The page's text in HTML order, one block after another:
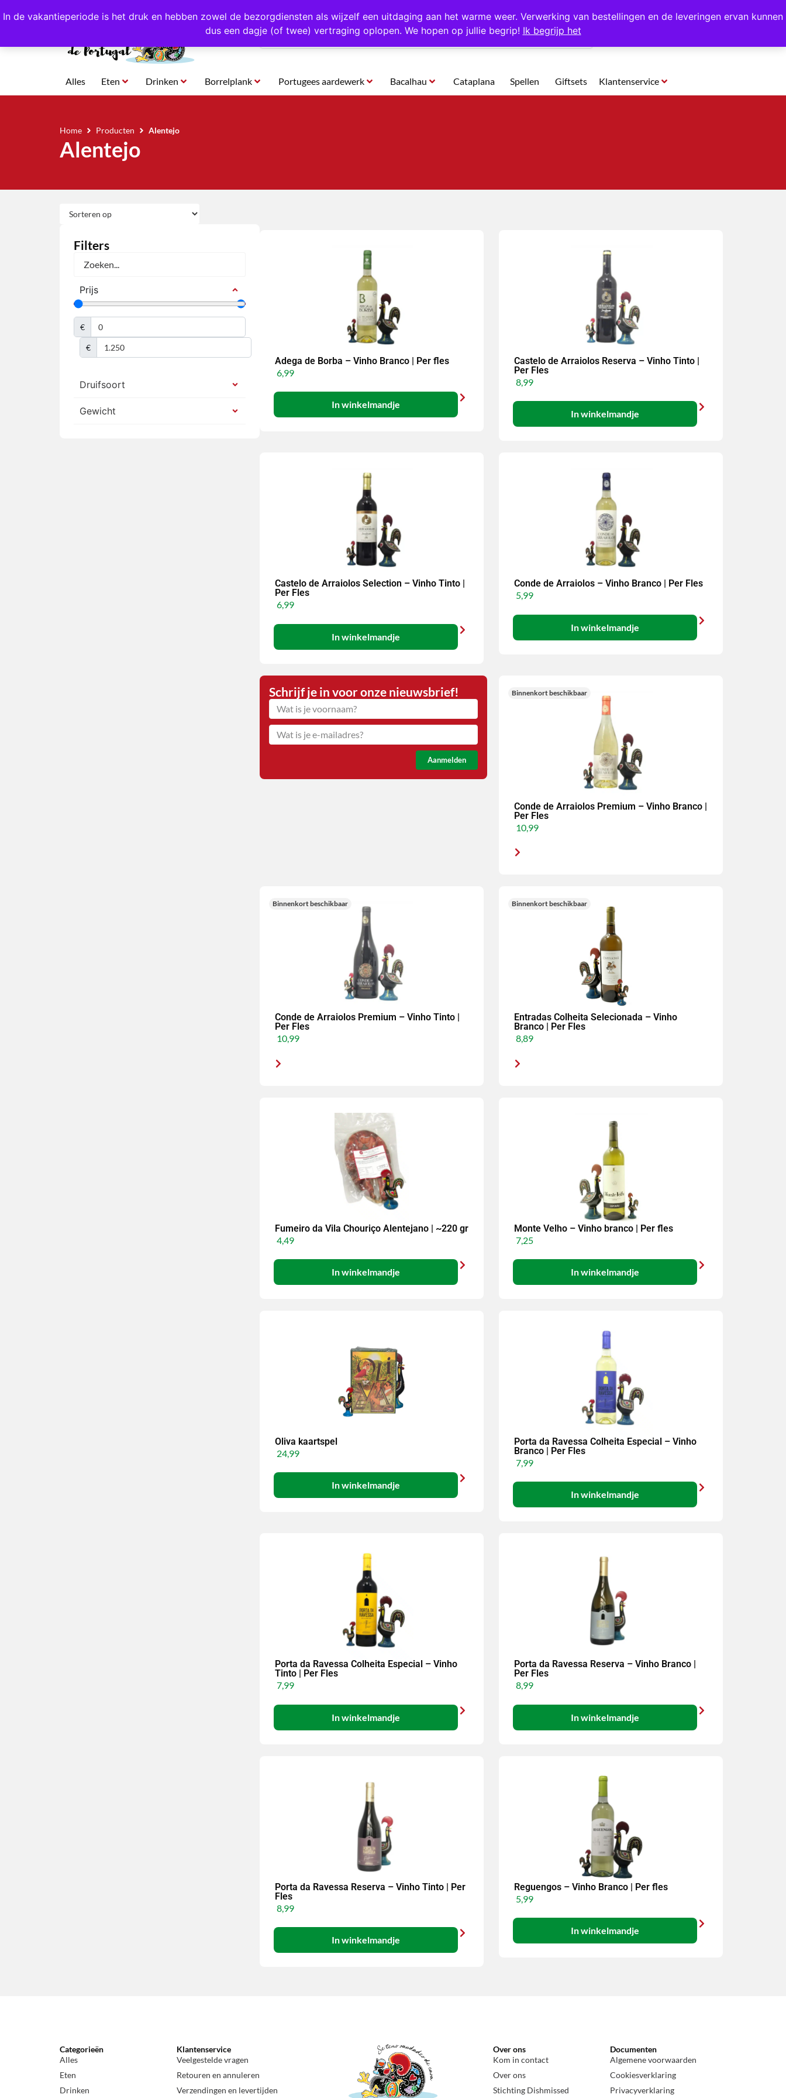
In de vakantieperiode is het druk en hebben zowel de bezorgdiensten als wijzelf een uitdaging aan het warme weer. Verwerking van bestellingen en de leveringen ervan kunnen
dus een dagje (of twee) vertraging oplopen. We hopen op jullie begrip! Ik begrijp het
4,8/5,0 sterren beoordeeld! Eigen import uit Portugal Altijd 1000 verschillende producten op voorraad Gratis op te halen in Hansweert
Alles Eten Drinken Borrelplank Portugees aardewerk Bacalhau Cataplana Spellen Giftsets Klantenservice
Home Producten Alentejo
Alentejo
Filters
Prijs
€
€
Druifsoort
Gewicht
Adega de Borba – Vinho Branco | Per fles
6,99
In winkelmandje
Castelo de Arraiolos Reserva – Vinho Tinto |
Per Fles
8,99
In winkelmandje
Castelo de Arraiolos Selection – Vinho Tinto |
Per Fles
6,99
In winkelmandje
Conde de Arraiolos – Vinho Branco | Per Fles
5,99
In winkelmandje
Schrijf je in voor onze nieuwsbrief!
Aanmelden
Binnenkort beschikbaar
Conde de Arraiolos Premium – Vinho Branco |
Per Fles
10,99
Binnenkort beschikbaar
Conde de Arraiolos Premium – Vinho Tinto |
Per Fles
10,99
Binnenkort beschikbaar
Entradas Colheita Selecionada – Vinho
Branco | Per Fles
8,89
Fumeiro da Vila Chouriço Alentejano | ~220 gr
4,49
In winkelmandje
Monte Velho – Vinho branco | Per fles
7,25
In winkelmandje
Oliva kaartspel
24,99
In winkelmandje
Porta da Ravessa Colheita Especial – Vinho
Branco | Per Fles
7,99
In winkelmandje
Porta da Ravessa Colheita Especial – Vinho
Tinto | Per Fles
7,99
In winkelmandje
Porta da Ravessa Reserva – Vinho Branco |
Per Fles
8,99
In winkelmandje
Porta da Ravessa Reserva – Vinho Tinto | Per
Fles
8,99
In winkelmandje
Reguengos – Vinho Branco | Per fles
5,99
In winkelmandje
Categorieën
Alles
Eten
Drinken
Klantenservice
Veelgestelde vragen
Retouren en annuleren
Verzendingen en levertijden
Over ons
Kom in contact
Over ons
Stichting Dishmissed
Documenten
Algemene voorwaarden
Cookiesverklaring
Privacyverklaring